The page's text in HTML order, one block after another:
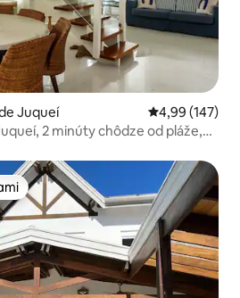
Juqueí Priemerné
4,99 (147)
2 minúty chôdze od pláže,